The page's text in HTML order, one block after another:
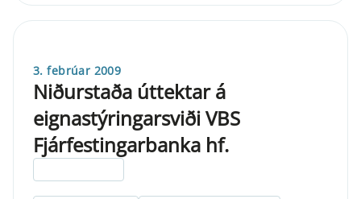
3. febrúar 2009
Niðurstaða úttektar á
eignastýringarsviði VBS
Fjárfestingarbanka hf.